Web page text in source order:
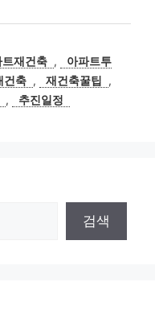
트재건축 ,
아파트투
건축 , 재건축꿀팁
,
, 추진일정
검색